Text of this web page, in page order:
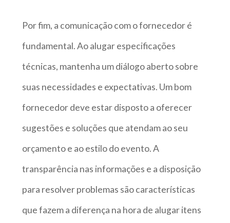
Por fim, a comunicação com o fornecedor é
fundamental. Ao alugar especificações
técnicas, mantenha um diálogo aberto sobre
suas necessidades e expectativas. Um bom
fornecedor deve estar disposto a oferecer
sugestões e soluções que atendam ao seu
orçamento e ao estilo do evento. A
transparência nas informações e a disposição
para resolver problemas são características
que fazem a diferença na hora de alugar itens